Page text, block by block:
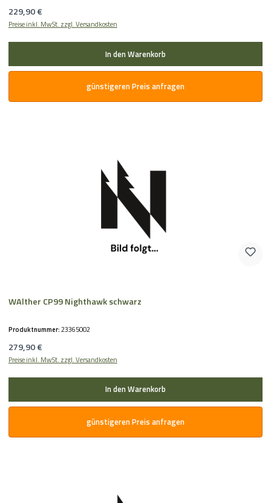
Regulärer Preis:
229,90 €
Preise inkl. MwSt. zzgl. Versandkosten
In den Warenkorb
günstigeren Preis anfragen
WAlther CP99 Nighthawk schwarz
Produktnummer:23365002
Regulärer Preis:
279,90 €
Preise inkl. MwSt. zzgl. Versandkosten
In den Warenkorb
günstigeren Preis anfragen